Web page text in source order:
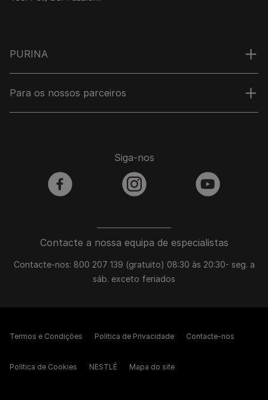
PURINA
Para os nossos parceiros
Contacte a nossa equipa de especialistas
Contacte-nos: 800 207 139 (gratuito) 08:30 às 20:30- seg. a
sáb. exceto feriados
Siga-nos
facebook instagram youtube
Termos e Condições Política de Privacidade Contacte-nos
Política de Cookies NESTLÉ Mapa do site